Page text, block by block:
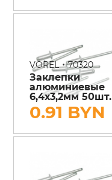
VOREL•70320
Заклепки
алюминиевые
6,4х3,2мм 50шт.
0.91 BYN